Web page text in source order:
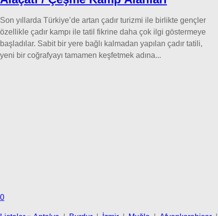
Son yıllarda Türkiye’de artan çadır turizmi ile birlikte gençler
özellikle çadır kampı ile tatil fikrine daha çok ilgi göstermeye
başladılar. Sabit bir yere bağlı kalmadan yapılan çadır tatili,
yeni bir coğrafyayı tamamen keşfetmek adına...
0